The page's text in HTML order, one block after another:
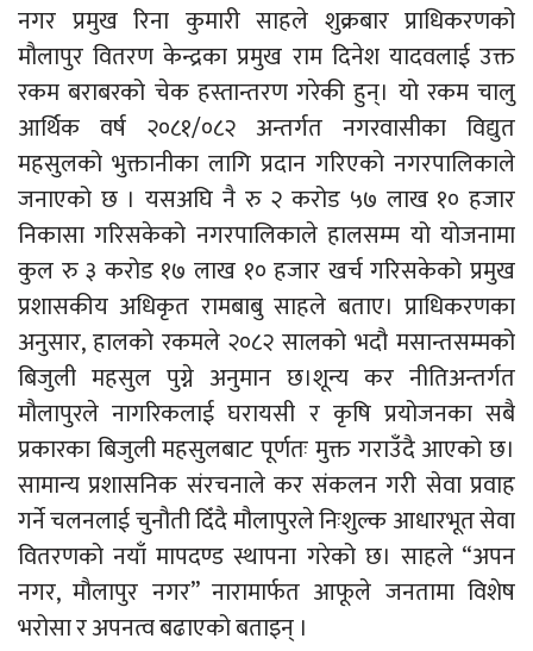
नगर प्रमुख रिना कुमारी साहले शुक्रबार प्राधिकरणको
मौलापुर वितरण केन्द्रका प्रमुख राम दिनेश यादवलाई उक्त
रकम बराबरको चेक हस्तान्तरण गरेकी हुन्। यो रकम चालु
आर्थिक वर्ष २०८१/०८२ अन्तर्गत नगरवासीका विद्युत
महसुलको भुक्तानीका लागि प्रदान गरिएको नगरपालिकाले
जनाएको छ । यसअघि नै रु २ करोड ५७ लाख १० हजार
निकासा गरिसकेको नगरपालिकाले हालसम्म यो योजनामा
कुल रु ३ करोड १७ लाख १० हजार खर्च गरिसकेको प्रमुख
प्रशासकीय अधिकृत रामबाबु साहले बताए। प्राधिकरणका
अनुसार, हालको रकमले २०८२ सालको भदौ मसान्तसम्मको
बिजुली महसुल पुग्ने अनुमान छ।शून्य कर नीतिअन्तर्गत
मौलापुरले नागरिकलाई घरायसी र कृषि प्रयोजनका सबै
प्रकारका बिजुली महसुलबाट पूर्णतः मुक्त गराउँदै आएको छ।
सामान्य प्रशासनिक संरचनाले कर संकलन गरी सेवा प्रवाह
गर्ने चलनलाई चुनौती दिँदै मौलापुरले निःशुल्क आधारभूत सेवा
वितरणको नयाँ मापदण्ड स्थापना गरेको छ। साहले “अपन
नगर, मौलापुर नगर” नारामार्फत आफूले जनतामा विशेष
भरोसा र अपनत्व बढाएको बताइन् ।